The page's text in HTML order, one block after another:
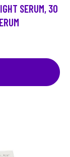
SERUM, 30